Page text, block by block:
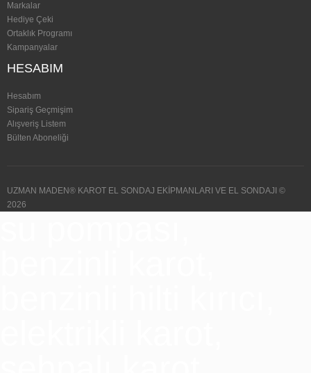
Markalar
Hediye Çeki
Ortaklık Programı
Kampanyalar
HESABIM
Hesabım
Sipariş Geçmişim
Alışveriş Listem
Bülten Aboneliği
UZMAN MADEN® KAROT EL SONDAJ EKİPMANLARI VE EL SONDAJI ©
2026